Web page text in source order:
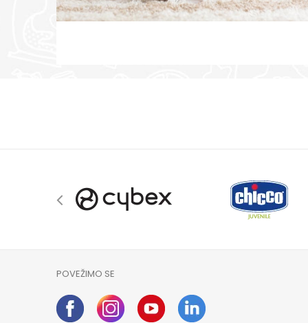
KUPI KUPI
POVEŽIMO SE